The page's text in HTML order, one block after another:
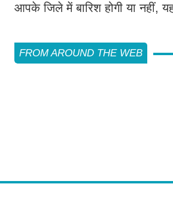
आपके जिले में बारिश होगी या नहीं,
FROM AROUND THE WEB